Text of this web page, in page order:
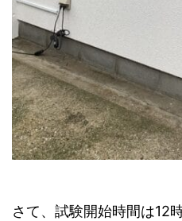
さて、試験開始時間は12